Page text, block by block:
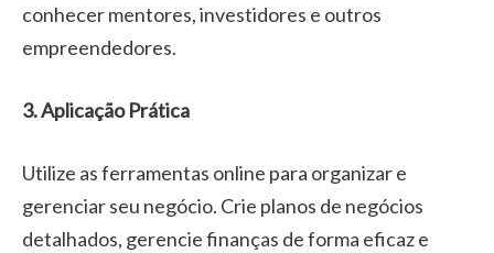
conhecer mentores, investidores e outros
empreendedores.
3. Aplicação Prática
Utilize as ferramentas online para organizar e
gerenciar seu negócio. Crie planos de negócios
detalhados, gerencie finanças de forma eficaz e